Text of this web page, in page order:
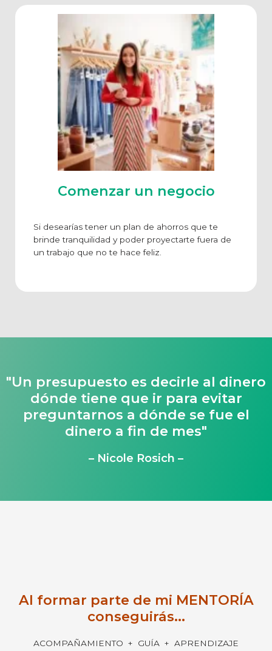
Comenzar un negocio
Si desearías tener un plan de ahorros que te
brinde tranquilidad y poder proyectarte fuera de
un trabajo que no te hace feliz.
"Un presupuesto es decirle al dinero
dónde tiene que ir para evitar
preguntarnos a dónde se fue el
dinero a fin de mes"
– Nicole Rosich –
Al formar parte de mi MENTORÍA
conseguirás...
ACOMPAÑAMIENTO + GUÍA + APRENDIZAJE